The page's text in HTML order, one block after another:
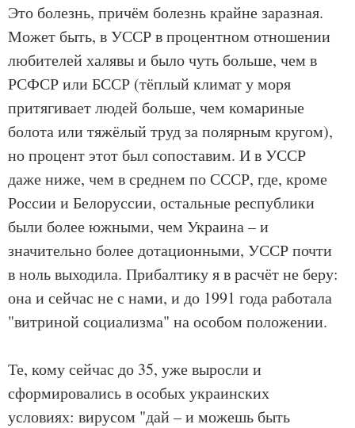
Это болезнь, причём болезнь крайне заразная.
Может быть, в УССР в процентном отношении
любителей халявы и было чуть больше, чем в
РСФСР или БССР (тёплый климат у моря
притягивает людей больше, чем комариные
болота или тяжёлый труд за полярным кругом),
но процент этот был сопоставим. И в УССР
даже ниже, чем в среднем по СССР, где, кроме
России и Белоруссии, остальные республики
были более южными, чем Украина – и
значительно более дотационными, УССР почти
в ноль выходила. Прибалтику я в расчёт не беру:
она и сейчас не с нами, и до 1991 года работала
"витриной социализма" на особом положении.
Те, кому сейчас до 35, уже выросли и
сформировались в особых украинских
условиях: вирусом "дай – и можешь быть